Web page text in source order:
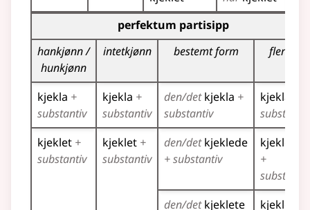
Bøyingstabell for dette verbet (partisippformer)
perfektum partisipp
hankjønn /
hunkjønn
intetkjønn bestemt form flertall
kjekla +
substantiv
kjekla +
substantiv
den/detkjekla +
substantiv
kjekla
substantiv
kjeklet +
substantiv
kjeklet +
substantiv
den/detkjeklede
+ substantiv
kjeklede
+
substantiv
den/detkjeklete
kjeklete